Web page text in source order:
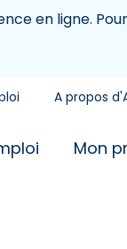
en ligne.
A propos
Mon